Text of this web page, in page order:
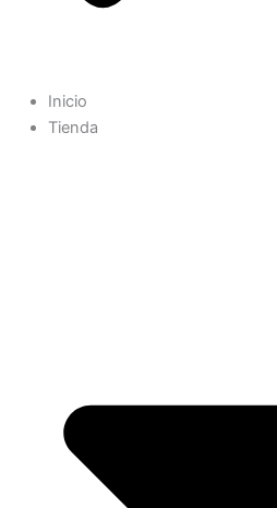
Inicio
Tienda